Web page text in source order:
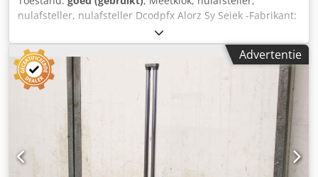
nulafsteller, nulafsteller Dcodpfx Alorz Sy Seiek -Fabrikant:
Holex, nulsteller type 359085 -Meetnauwkeurigheid: 0,01
mm -Afmetingen doos: 165/120/H60 mm -Gewicht: 1,5 kg
Advertentie